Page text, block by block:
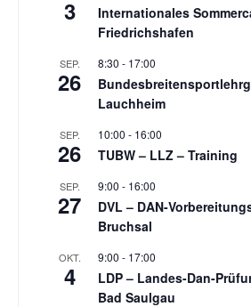
3
Internationales
Friedrichshafen
SEP.
26
8:30 - 17:00
Lauchheim
SEP.
26
10:00 - 16:00
TUBW – LLZ – Training
SEP.
27
9:00 - 16:00
DVL – DAN-
Bruchsal
OKT.
4
9:00 - 17:00
LDP – Landes-Dan-
Bad Saulgau